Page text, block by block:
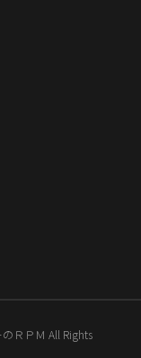
ＲＰＭ All Rights